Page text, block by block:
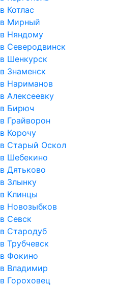
в Котлас
в Мирный
в Няндому
в Северодвинск
в Шенкурск
в Знаменск
в Нариманов
в Алексеевку
в Бирюч
в Грайворон
в Корочу
в Старый Оскол
в Шебекино
в Дятьково
в Злынку
в Клинцы
в Новозыбков
в Севск
в Стародуб
в Трубчевск
в Фокино
в Владимир
в Гороховец